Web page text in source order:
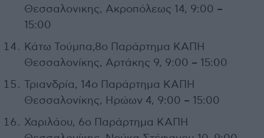
Θεσσαλονικης, Ακροπόλεως 14, 9:00 –
15:00
Κάτω Τούμπα,8ο Παράρτημα ΚΑΠΗ
Θεσσαλονίκης, Αρτάκης 9, 9:00 – 15:00
Τριανδρία, 14ο Παράρτημα ΚΑΠΗ
Θεσσαλονίκης, Ηρώων 4, 9:00 – 15:00
Χαριλάου, 6ο Παράρτημα ΚΑΠΗ